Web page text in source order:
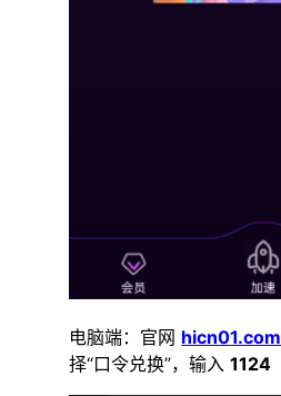
电脑端：官网 hicn01.com
择“口令兑换”，输入1124